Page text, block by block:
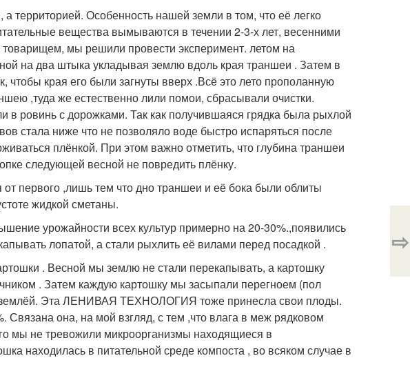
территорией. Особенность нашей земли в том, что её легко
вещества вымываются в течении 2-3-х лет, весенними
мы решили провести эксперимент. летом на
на два штыка укладывая землю вдоль края траншеи . Затем в
края его были загнуты вверх .Всё это лето прополанную
,туда же естественно лили помои, сбрасывали очистки.
в ровинь с дорожками. Так как получившаяся грядка была рыхлой
стала ниже что не позволяло воде быстро испаряться после
плёнкой. При этом важно отметить, что глубина траншеи
следующей весной не повредить плёнку.
от первого ,лишь тем что дно траншеи и её бока были облиты
жидкой сметаны.
урожайности всех культур примерно на 20-30%.,появились
лопатой, а стали рыхлить её вилами перед посадкой .
. Весной мы землю не стали перекапывать, а картошку
. Затем каждую картошку мы засыпали перегноем (пол
землёй. Эта ЛЕНИВАЯ ТЕХНОЛОГИЯ тоже принесла свои плоды.
она, на мой взгляд, с тем ,что влага в меж рядковом
мы не тревожили микроорганизмы находящиеся в
находилась в питательной среде компоста , во всяком случае в
⇨